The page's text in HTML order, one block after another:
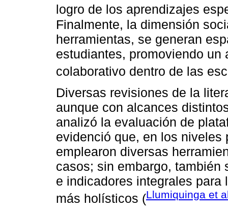
logro de los aprendizajes
Finalmente, la dimensión
herramientas, se generan
estudiantes, promoviendo
colaborativo dentro de las
Diversas revisiones de la
aunque con alcances
analizó la evaluación de
evidenció que, en los niveles
emplearon diversas
casos; sin embargo, también
e indicadores integrales
más holísticos (Llumiquinga et